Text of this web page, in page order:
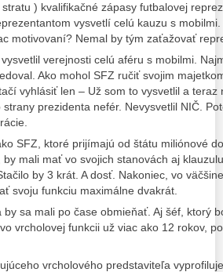
) kvalifikačné zápasy futbalovej
vysvetlí celú kauzu s
motivovaní? Nemal by tým zaťažovať
verejnosti celú aféru s mobilmi.
Ako mohol SFZ ručiť svojim
vyhlásiť len – Už som to vysvetlil a teraz
prezidenta nefér. Nevysvetlil NIČ.
SFZ, ktoré prijímajú od štátu miliónové
mali mať vo svojich stanovách aj
by 3 krát. A dosť. Nakoniec, vo
svoju funkciu maximálne dvakrát.
by sa mali po čase obmieňať. Aj šéf, ktorý
vrcholovej funkcii už viac ako 12 rokov,
vrcholového predstaviteľa